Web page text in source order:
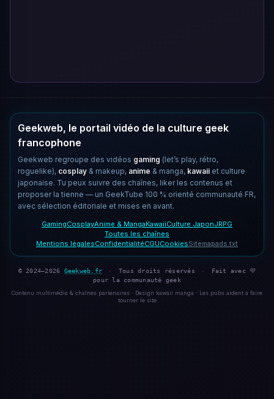
Geekweb, le portail vidéo de la culture geek
francophone
Geekweb regroupe des vidéos gaming (let’s play, rétro,
roguelike), cosplay & makeup, anime & manga, kawaii et culture
japonaise. Tu peux suivre des chaînes, liker les contenus et
proposer la tienne — un GeekTube 100 % orienté communauté FR,
avec sélection éditoriale et mises en avant.
GamingCosplayAnime & MangaKawaiiCulture JaponJRPG
Toutes les chaînes
Mentions légalesConfidentialitéCGUCookiesSitemapads.txt
© 2024–2026 Geekweb.fr · Tous droits réservés ·
Fait avec 💜
pour la communauté geek
Contenu multimédia & chaînes partenaires · Design kawaii manga · Les pubs aident à faire
tourner le site